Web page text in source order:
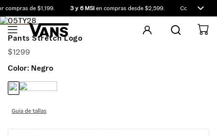
de $1,199. 3 y 6 MSIen compras desde $2,599. Compra
Pants Stretch Logo
$1299
Color: Negro
Guía de tallas